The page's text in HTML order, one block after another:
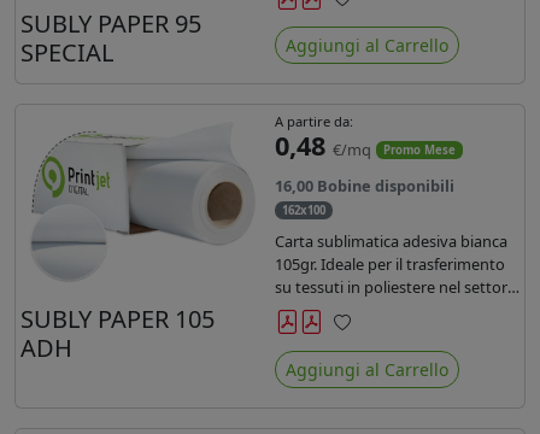
SUBLY PAPER 95
SPECIAL
Preferiti
Aggiungi al Carrello
SUBLY PAPER 105
ADH
A partire da:
0,48 €/mq Promo Mese
16,00 Bobine disponibili
162x100
Carta sublimatica adesiva bianca
105gr. Ideale per il trasferimento
su tessuti in poliestere nel settore
sportwear .
Preferiti
Aggiungi al Carrello